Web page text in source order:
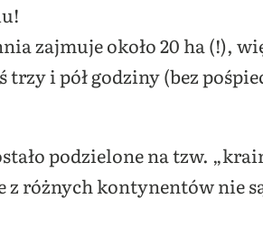
zajmuje około 20 ha (!),
trzy i pół godziny (bez
podzielone na tzw.
różnych kontynentów nie